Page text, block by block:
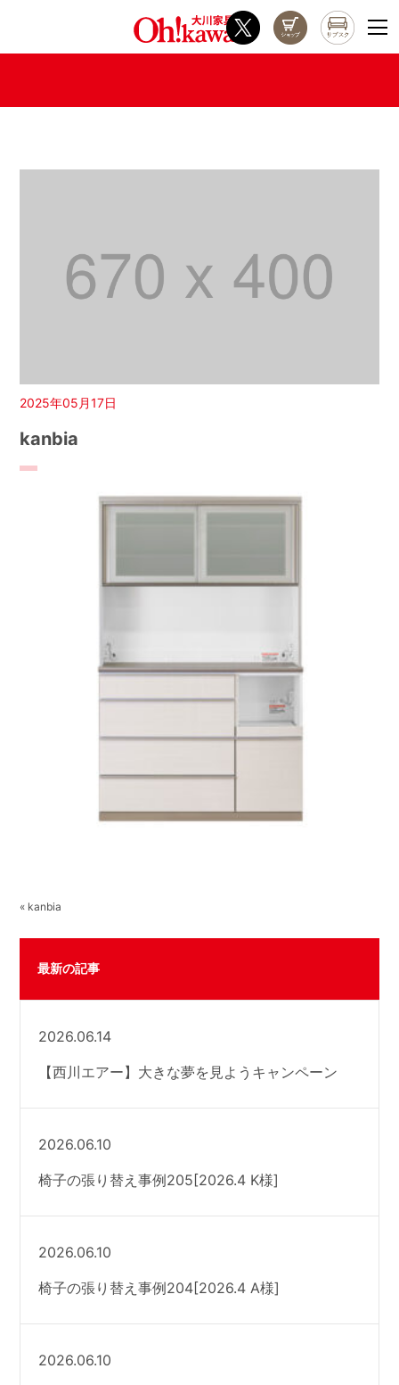
2025年05月17日
kanbia
« kanbia
最新の記事
2026.06.14
【西川エアー】大きな夢を見ようキャンペーン
2026.06.10
椅子の張り替え事例205[2026.4 K様]
2026.06.10
椅子の張り替え事例204[2026.4 A様]
2026.06.10